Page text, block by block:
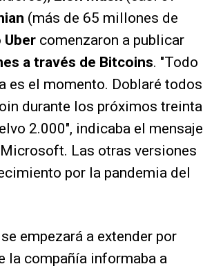
(más de 65 millones de
Uber comenzaron a publicar
a través de Bitcoins. "Todo
es el momento. Doblaré todos
durante los próximos treinta
2.000", indicaba el mensaje
Las otras versiones
por la pandemia del
empezará a extender por
la compañía informaba a